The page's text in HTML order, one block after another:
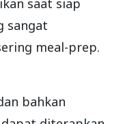
sangat
meal-prep.
bahkan